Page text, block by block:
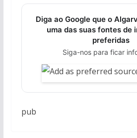
Diga ao Google que o
uma das suas fontes de
preferidas
Siga-nos para ficar
pub